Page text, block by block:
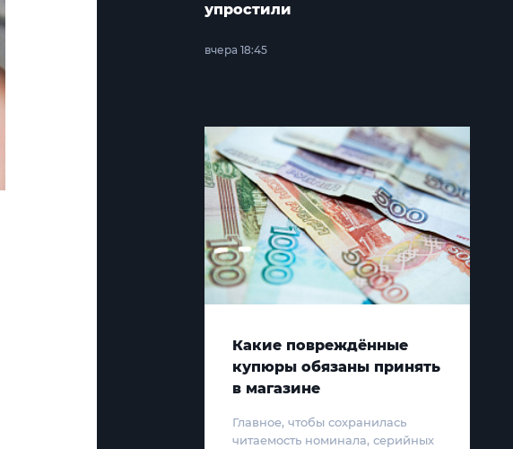
упростили
вчера 18:45
Какие повреждённые
купюры обязаны принять
в магазине
Главное, чтобы сохранилась
читаемость номинала, серийных